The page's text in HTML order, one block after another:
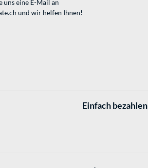
uns eine E-Mail an
und wir helfen Ihnen!
Einfach bezahlen